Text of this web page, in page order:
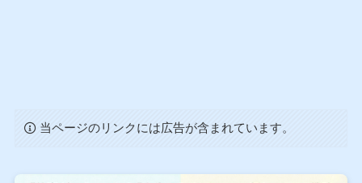
当ページのリンクには広告が含まれています。